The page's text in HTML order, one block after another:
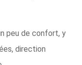
peu de confort, y
direction